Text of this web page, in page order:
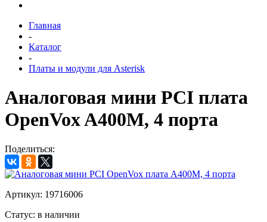
Главная
-
Каталог
-
Платы и модули для Asterisk
Аналоговая мини PCI плата
OpenVox A400M, 4 порта
Поделиться:
Артикул: 19716006
Статус: в наличии